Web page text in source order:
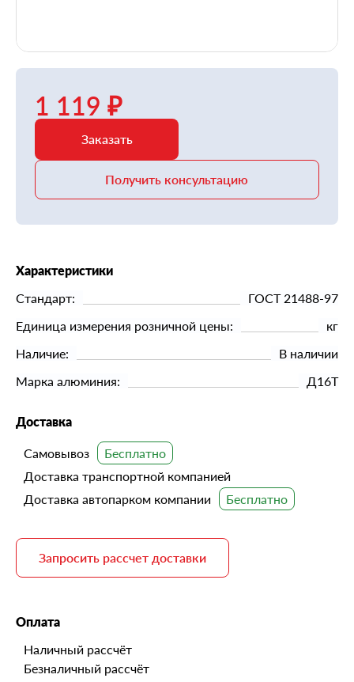
1 119 ₽
Заказать
Получить консультацию
Характеристики
Стандарт:
ГОСТ 21488-97
Единица измерения розничной цены:
кг
Наличие:
В наличии
Марка алюминия:
Д16Т
Доставка
Самовывоз
Доставка транспортной компанией
Доставка автопарком компании
Запросить рассчет доставки
Оплата
Наличный рассчёт
Безналичный рассчёт